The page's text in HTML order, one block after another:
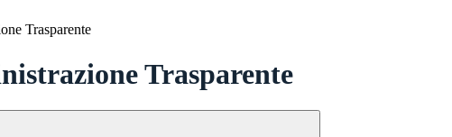
Trasparente
Trasparente